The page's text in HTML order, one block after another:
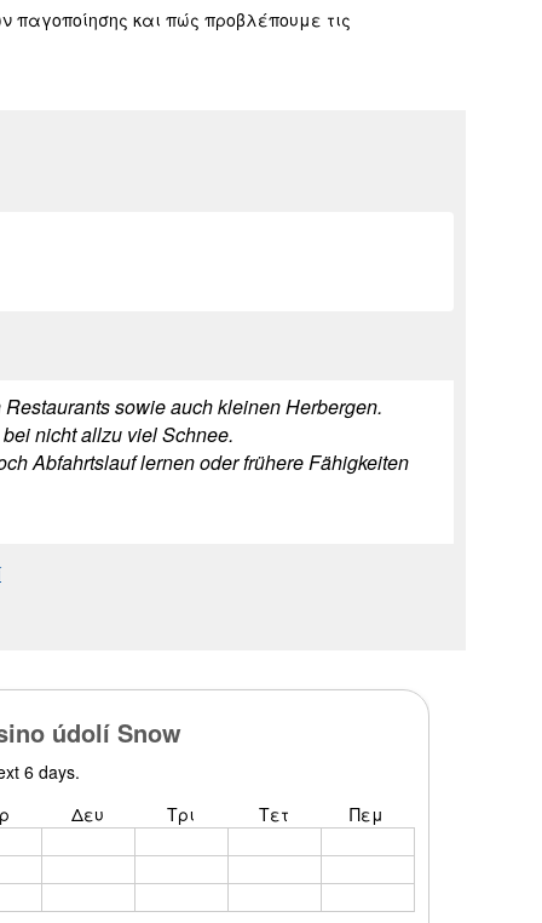
παγοποίησης και πώς προβλέπουμε τις
sowie auch kleinen Herbergen.
nicht allzu viel Schnee.
Abfahrtslauf lernen oder frühere Fähigkeiten